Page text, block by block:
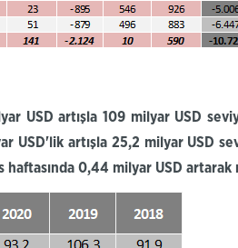
USD artışla 109 milyar USD
USD'lik artışla 25,2 milyar USD
0,44 milyar USD